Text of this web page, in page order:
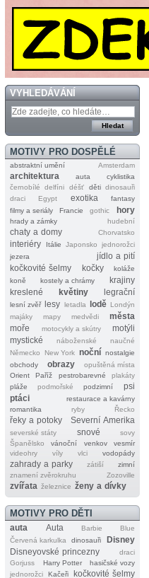
VYHLEDÁVÁNÍ
MOTIVY PRO DOSPĚLÉ
abstraktní umění Amsterdam
architektura auta
cyklistika
černobílé
delfíni déšť děti dinosauři
draci
Egypt exotika
fantasy
filmy a seriály
Francie gothic hory
hrady a zámky hudební
chaty a domy Chorvatsko
interiéry Itálie Japonsko
jednorožci
jezera
jídlo a pití
kočkovité šelmy
kočky
koláže
koně
kostely a chrámy
krajiny
kreslené
květiny legrační
lesní zvěř lesy letadla lodě Londýn
majáky
mapy medvědi
města
moře
motocykly a skútry
motýli
mystické
náboženské
naučné
Německo
New York noční nostalgie
obchody
obrazy
opuštěná místa
Orient
Paříž pestrobarevné
plakáty
pláže
podmořské podzimní
psi
ptáci
restaurace a kavárny
romantika
ryby Řecko
řeky a potoky Severní Amerika
severské státy snové
sovy
Španělsko
vánoční venkov
vesmír
videohry
víly vlci vodopády
zahrady a parky zátiší
zimní
znamení zvěrokruhu
Zozoville
zvířata železnice ženy a dívky
MOTIVY PRO DĚTI
auta Auta Barbie
Blue
Červená karkulka
dinosauři
Disney
Disneyovské princezny
draci
Gorjuss
Harry Potter
hasičské vozy
jednorožci
Kačeři
kočkovité šelmy